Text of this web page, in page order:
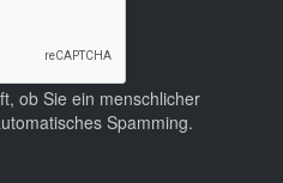
ob Sie ein menschlicher
Spamming.